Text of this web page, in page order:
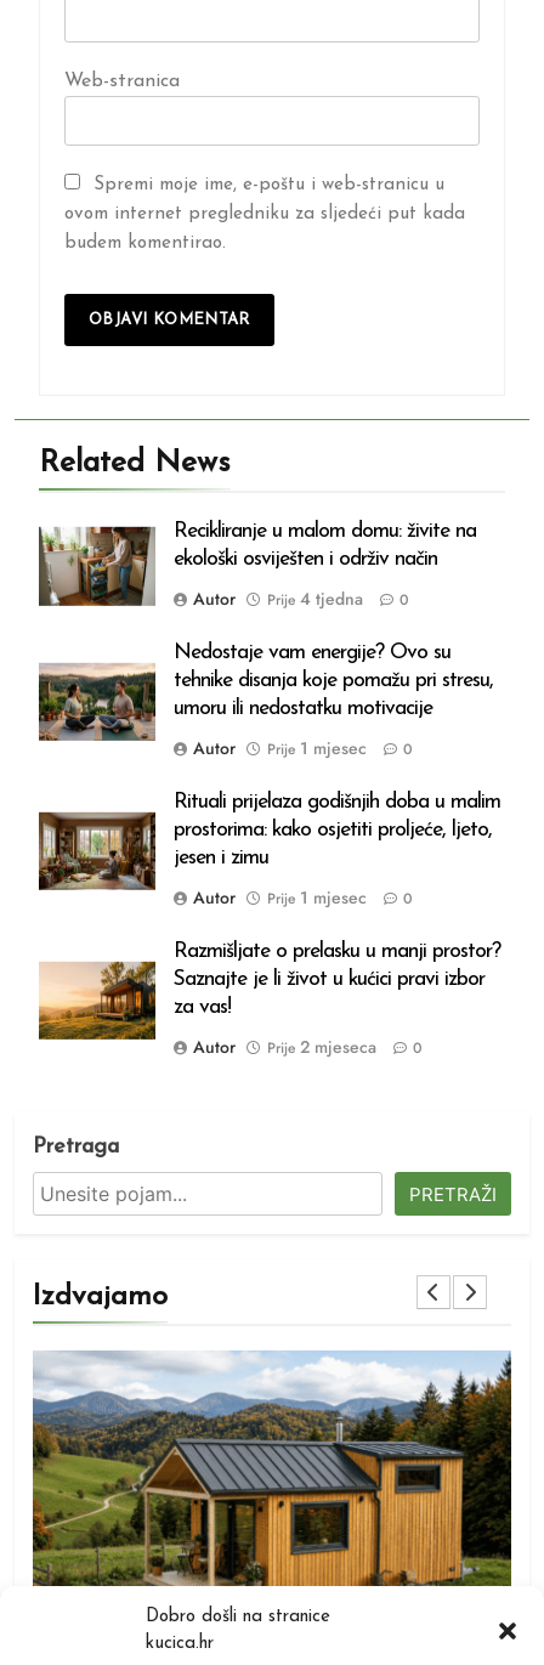
Dobro došli na stranice
kucica.hr
Web-stranica
Spremi moje ime, e-poštu i web-stranicu u
ovom internet pregledniku za sljedeći put kada
budem komentirao.
Related News
Recikliranje u malom domu: živite na
ekološki osviješten i održiv način
Autor Prije 4 tjedna 0
Nedostaje vam energije? Ovo su
tehnike disanja koje pomažu pri stresu,
umoru ili nedostatku motivacije
Autor Prije 1 mjesec 0
Rituali prijelaza godišnjih doba u malim
prostorima: kako osjetiti proljeće, ljeto,
jesen i zimu
Autor Prije 1 mjesec 0
Razmišljate o prelasku u manji prostor?
Saznajte je li život u kućici pravi izbor
za vas!
Autor Prije 2 mjeseca 0
Pretraga
PRETRAŽI
Izdvajamo
TIPOVI KUĆICA